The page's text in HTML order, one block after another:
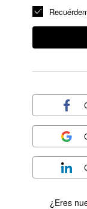
¿Eres